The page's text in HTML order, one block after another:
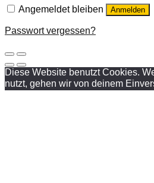
Angemeldet bleiben Anmelden
Passwort vergessen?
Diese Website benutzt Cookies.
nutzt, gehen wir von deinem